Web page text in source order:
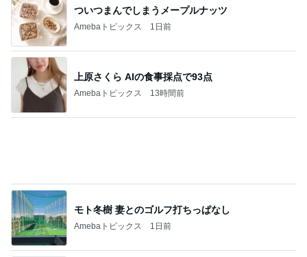
ついつまんでしまうメープルナッツ
Amebaトピックス 1日前
上原さくら AIの食事採点で93点
Amebaトピックス 13時間前
モト冬樹 妻とのゴルフ打ちっぱなし
Amebaトピックス 1日前